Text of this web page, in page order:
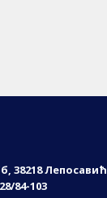
38218 Лепосавић
84-103